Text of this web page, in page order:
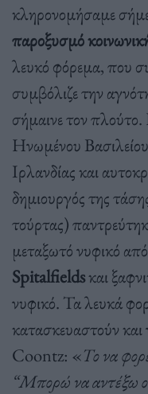
κληρονομήσαμε
παροξυσμό
λευκό φόρεμα, που
συμβόλιζε την
σήμαινε τον
Ηνωμένου
Ιρλανδίας και
δημιουργός της
τούρτας)
μεταξωτό νυφικό από
Spitalfieldsκαι
νυφικό. Τα λευκά
κατασκευαστούν και
Coontz: «Το να
“Μπορώ να αντέξω